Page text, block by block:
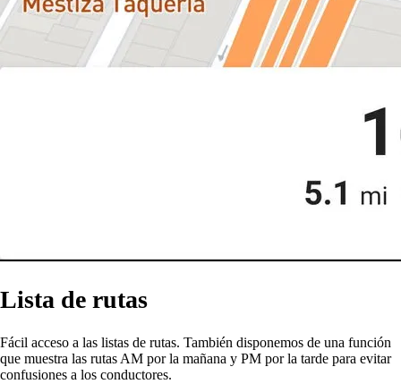
Lista de rutas
Fácil acceso a las listas de rutas. También disponemos de una función
que muestra las rutas AM por la mañana y PM por la tarde para evitar
confusiones a los conductores.